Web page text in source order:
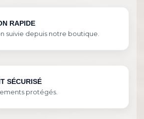
RAPIDE
suivie depuis notre boutique.
SÉCURISÉ
protégés.